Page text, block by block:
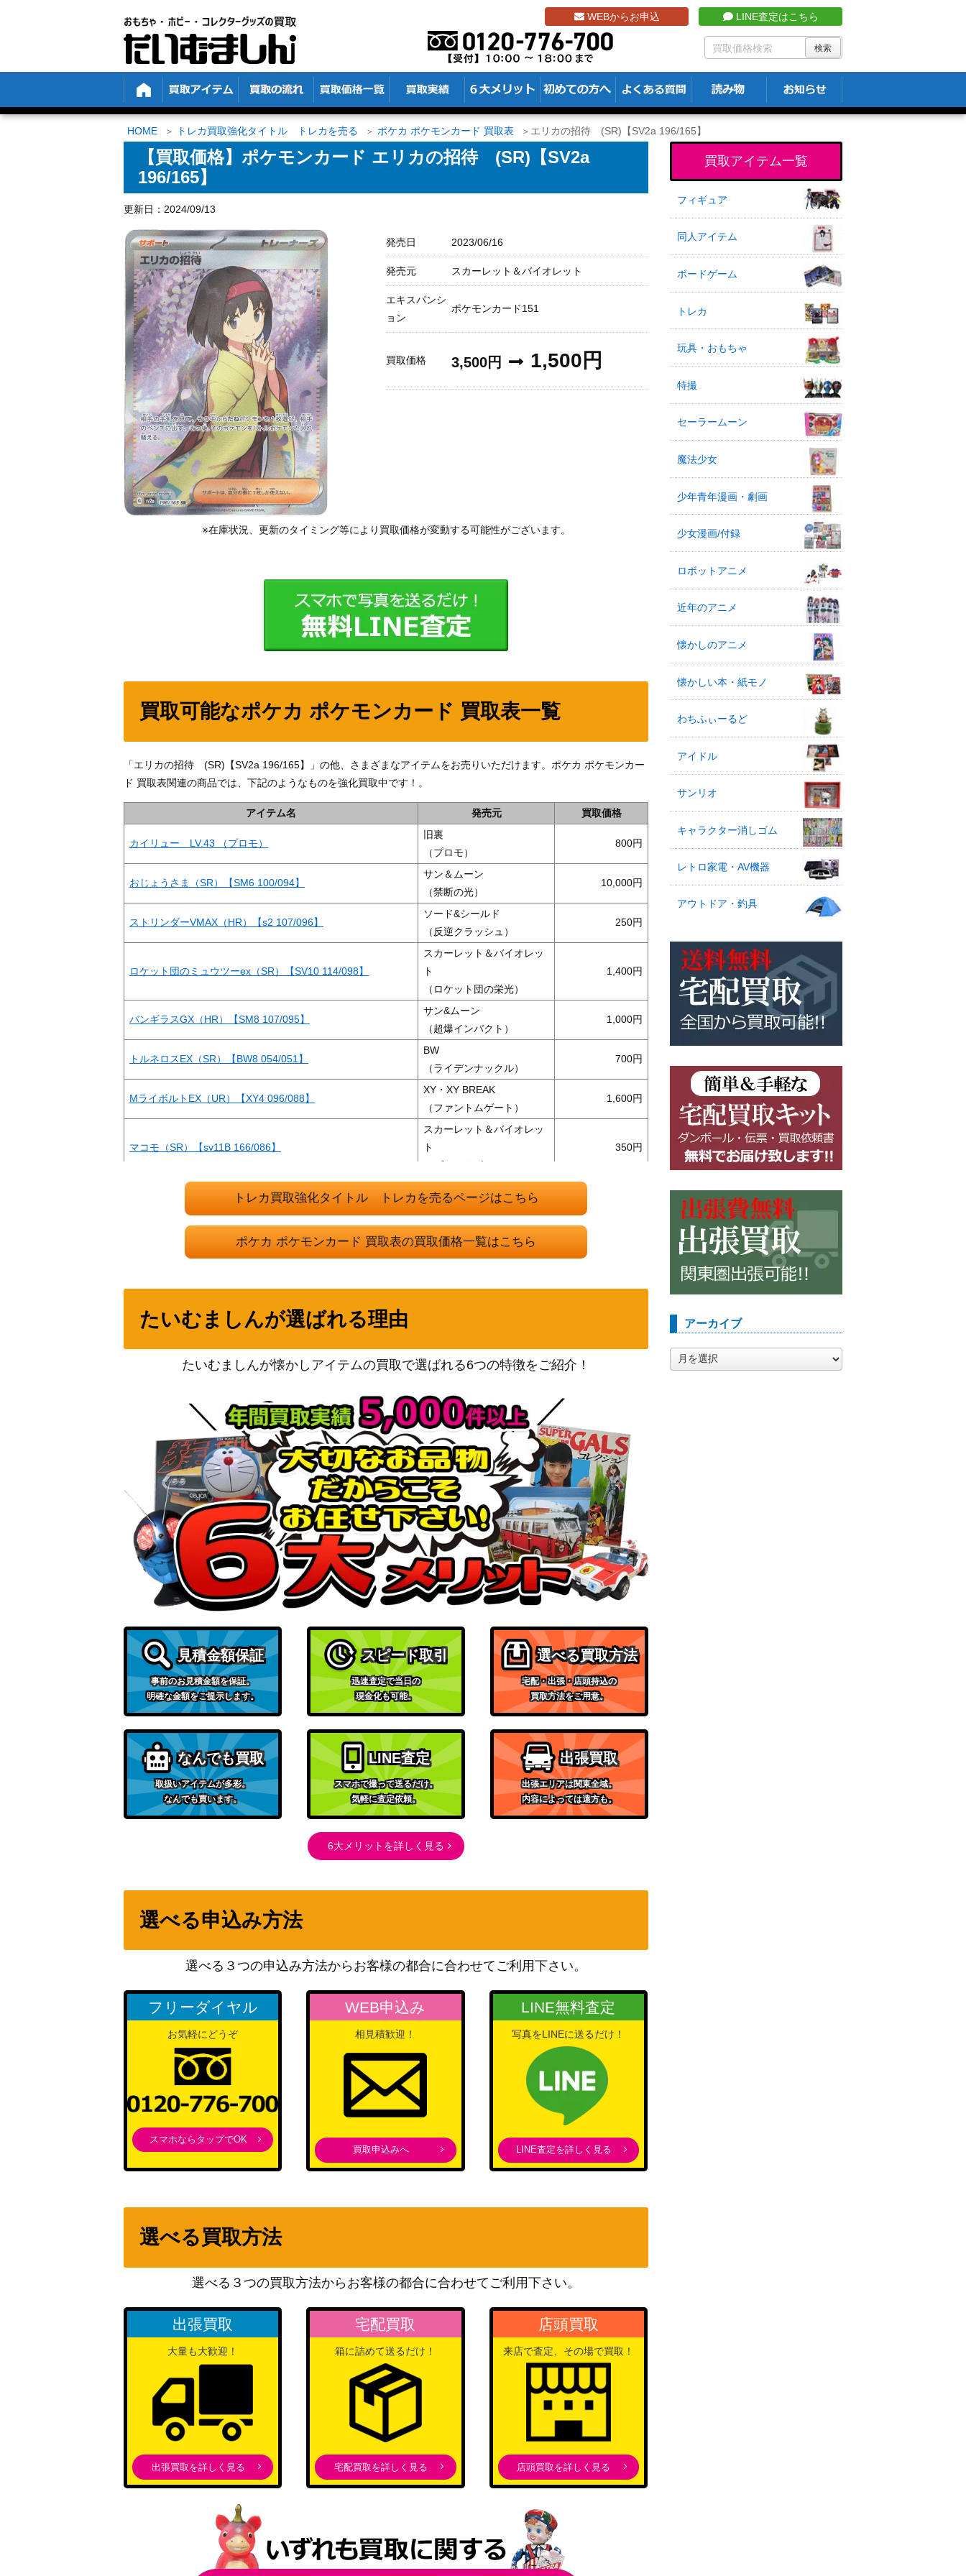
WEBからお申込 LINE査定はこちら
HOME トレカ買取強化タイトル トレカを売る ポケカ ポケモンカード 買取表 エリカの招待 (SR)【SV2a 196/165】
【買取価格】ポケモンカード エリカの招待 (SR)【SV2a
196/165】
更新日：2024/09/13
発売日 2023/06/16
発売元 スカーレット＆バイオレット
エキスパンシ
ョン
ポケモンカード151
買取価格 3,500円 1,500円
※在庫状況、更新のタイミング等により買取価格が変動する可能性がございます。
買取可能なポケカ ポケモンカード 買取表一覧
「エリカの招待 (SR)【SV2a 196/165】」の他、さまざまなアイテムをお売りいただけます。ポケカ ポケモンカー
ド 買取表関連の商品では、下記のようなものを強化買取中です！。
アイテム名 発売元 買取価格
カイリュー LV.43 （プロモ）
旧裏
（プロモ）
800
おじょうさま（SR）【SM6 100/094】
サン＆ムーン
（禁断の光）
10,000
ストリンダーVMAX（HR）【s2 107/096】
ソード&シールド
（反逆クラッシュ）
250
ロケット団のミュウツーex（SR）【SV10 114/098】
スカーレット＆バイオレッ
ト
（ロケット団の栄光）
1,400
バンギラスGX（HR）【SM8 107/095】
サン&ムーン
（超爆インパクト）
1,000
トルネロスEX（SR）【BW8 054/051】
BW
（ライデンナックル）
700
MライボルトEX（UR）【XY4 096/088】
XY・XY BREAK
（ファントムゲート）
1,600
マコモ（SR）【sv11B 166/086】
スカーレット＆バイオレッ
ト
（ブラックボルト）
350
エンペルトV（SR/sa）【s5R 074/070】
（連撃マスター）
サザンドラex（SR）【SV8 124/106】
スカーレット＆バイオレッ
ト
（超電ブレイカー）
デンジ（SR）【SM5M 071/066】 1,100
ガラルタチフサグマ（UR）【s4 119/100】
基本鋼エネルギー（UR)【s7D 090/067】
ソード＆シールド
ピカチュウex（PROMO）【WCS23 001/030】
スカーレット＆バイオレッ
ト
（PROMO（プロモ）/その
他）
カスミのやる気（SR）【CP6 099/087】
XY・XY BREAK
（20th Anniversary）
40,000
マツバのゲンガー
VSシリーズ
（ポケモンカード★VS）
3,000
カスミのおねがい（SR）【SM11 104/094】
サン＆ムーン
（ミラクルツイン）
7,500
エリカの招待 (SR)【SV2a 196/165】
スカーレット＆バイオレッ
（ポケモンカード151）
ギラティナVSTAR（HR）【S11 120/100】
ソード&シールド
（ロストアビス）
900
セレナ（SR）【S11a 081/068】
ソード&シールド
（白熱のアルカナ）
5,500
カイオーガex
ADVシリーズ
（第4弾 拡張パック とかれ
た封印）
1,000
ボルケニオンex（SR）【SV9 113/100】
スカーレット＆バイオレッ
ト
200
XY・XY BREAK
ビート（SR）【S1W 068/060】
（ソード）
400
イルカマン（AR）【SV4a 339/190】
（シャイニートレジャー
サザンドラ（UR）【BW3 057/052】
BW
ミツル（SR）【XY6 089/078】
（エメラルドブレイク）
カミツレのきらめき（SR）【s12a 246/172】
ソード&シールド
（VSTARユニバース）
2,000
サンダースex（SAR）【SV8a 20９/187】
スカーレット＆バイオレッ
（サイバージャッジ）
ジニア（SR）【SV1S 097/078】
スカーレット＆バイオレッ
ト
150
ポケモンパルシティ（ プロモ / バトルロードサマー2007関東
スイクン＆エンテイLEGEND（キラ）【L2 065/080】【L2 06
デオキシスex【006/015】
PCGシリーズ
（デオキシスデッキ）
900
ウネルミナモex（UR）【SV5K 099/071】
スカーレット＆バイオレッ
（ワイルドフォース）
旧裏
トレカ買取強化タイトル トレカを売るページはこちら
ポケカ ポケモンカード 買取表の買取価格一覧はこちら
たいむましんが選ばれる理由
たいむましんが懐かしアイテムの買取で選ばれる6つの特徴をご紹介！
見積金額保証
事前のお見積金額を保証。
明確な金額をご提示します。
スピード取引
迅速査定で当日の
現金化も可能。
選べる買取方法
宅配・出張・店頭持込の
買取方法をご用意。
なんでも買取
取扱いアイテムが多彩。
なんでも買います。
LINE査定
スマホで撮って送るだけ。
気軽に査定依頼。
出張買取
出張エリアは関東全域。
内容によっては遠方も。
6大メリットを詳しく見る
選べる申込み方法
選べる３つの申込み方法からお客様の都合に合わせてご利用下さい。
フリーダイヤル
お気軽にどうぞ
スマホならタップでOK
WEB申込み
相見積歓迎！
買取申込みへ
LINE無料査定
写真をLINEに送るだけ！
LINE査定を詳しく見る
選べる買取方法
選べる３つの買取方法からお客様の都合に合わせてご利用下さい。
出張買取
大量も大歓迎！
出張買取を詳しく見る
宅配買取
箱に詰めて送るだけ！
宅配買取を詳しく見る
店頭買取
来店で査定、その場で買取！
店頭買取を詳しく見る
買取アイテム一覧
フィギュア
同人アイテム
ボードゲーム
トレカ
玩具・おもちゃ
特撮
セーラームーン
魔法少女
少年青年漫画・劇画
少女漫画/付録
ロボットアニメ
近年のアニメ
懐かしのアニメ
懐かしい本・紙モノ
わちふぃーるど
アイドル
サンリオ
キャラクター消しゴム
レトロ家電・AV機器
アウトドア・釣具
アーカイブ
ー